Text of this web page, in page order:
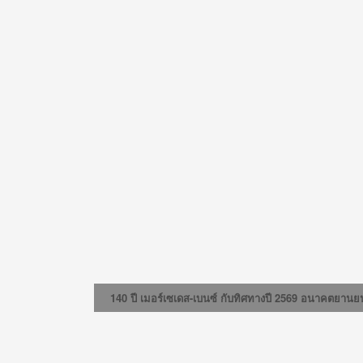
140 ปี เมอร์เซเดส-เบนซ์ กับทิศทางปี 2569 อนาคตยาน